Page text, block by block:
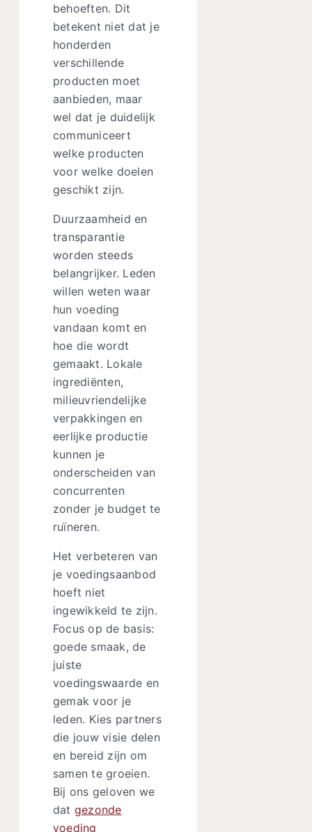
behoeften. Dit
betekent niet dat je
honderden
verschillende
producten moet
aanbieden, maar
wel dat je duidelijk
communiceert
welke producten
voor welke doelen
geschikt zijn.
Duurzaamheid en
transparantie
worden steeds
belangrijker. Leden
willen weten waar
hun voeding
vandaan komt en
hoe die wordt
gemaakt. Lokale
ingrediënten,
milieuvriendelijke
verpakkingen en
eerlijke productie
kunnen je
onderscheiden van
concurrenten
zonder je budget te
ruïneren.
Het verbeteren van
je voedingsaanbod
hoeft niet
ingewikkeld te zijn.
Focus op de basis:
goede smaak, de
juiste
voedingswaarde en
gemak voor je
leden. Kies partners
die jouw visie delen
en bereid zijn om
samen te groeien.
Bij ons geloven we
dat gezonde
voeding